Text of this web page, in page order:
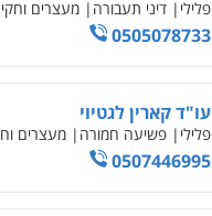
וחקירות
0542255161
גל דהן – משרד עורך דין פלילי
פלילי פשיעה חמורה סמים
וחקירות
0544723840